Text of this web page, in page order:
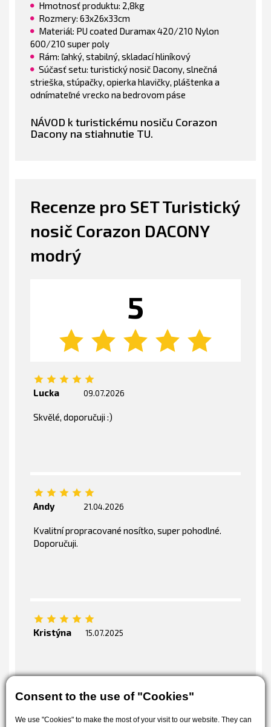
Consent to the use of "Cookies"
We use "Cookies" to make the most of your visit to our website. They can
Hmotnosť produktu: 2,8kg
Rozmery: 63x26x33cm
Materiál: PU coated Duramax 420/210 Nylon
600/210 super poly
Rám: ľahký, stabilný, skladací hliníkový
Súčasť setu: turistický nosič Dacony, slnečná
strieška, stúpačky, opierka hlavičky, pláštenka a
odnímateľné vrecko na bedrovom páse
NÁVOD k turistickému nosiču Corazon
Dacony na stiahnutie TU.
Recenze pro SET Turistický
nosič Corazon DACONY
modrý
5
Lucka 09.07.2026
Skvělé, doporučuji :)
Andy 21.04.2026
Kvalitní propracované nosítko, super pohodlné.
Doporučuji.
Kristýna 15.07.2025